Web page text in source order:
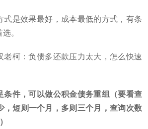
式是效果最好，成本最低的方式，有条
。
老柯：负债多还款压力太大，怎么快速
条件，可以做公积金债务重组（要看查
，短则一个月，多则三个月，查询次数